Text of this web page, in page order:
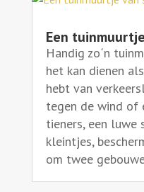
Een
Handig zo´n
het kan dienen
hebt van
tegen de wind of
tieners, een luwe
kleintjes,
om twee